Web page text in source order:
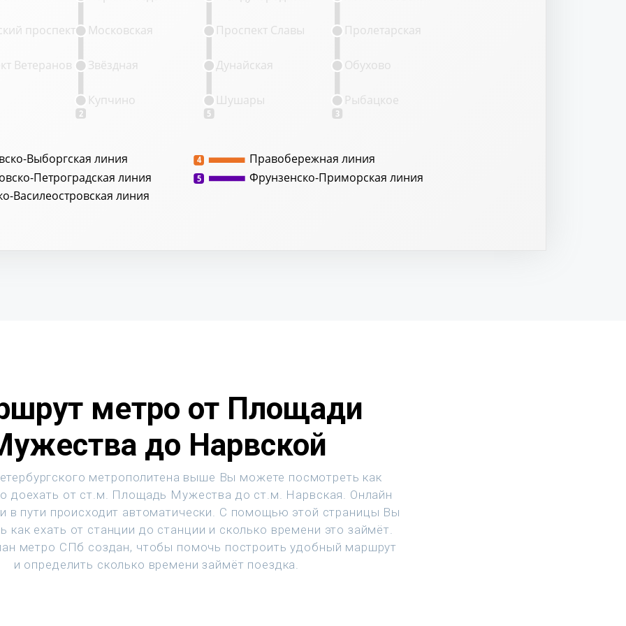
Выборгская линия
Петроградская линия
Василеостровская линия
Правобережная линия
4
Фрунзенско-Приморская линия
5
2 5 3
Ветеранов
проспект
Купчино
Звёздная
Московская
Рыбацкое
Обухово
Пролетарская
Проспект Славы
Дунайская
Шушары
метро от Площади
до Нарвской
метрополитена выше Вы можете посмотреть как
доехать от ст.м. Площадь Мужества до ст.м. Нарвская. Онлайн
в пути происходит автоматически. С помощью этой страницы Вы
как ехать от станции до станции и сколько времени это займёт.
метро СПб создан, чтобы помочь построить удобный маршрут
и определить сколько времени займёт поездка.